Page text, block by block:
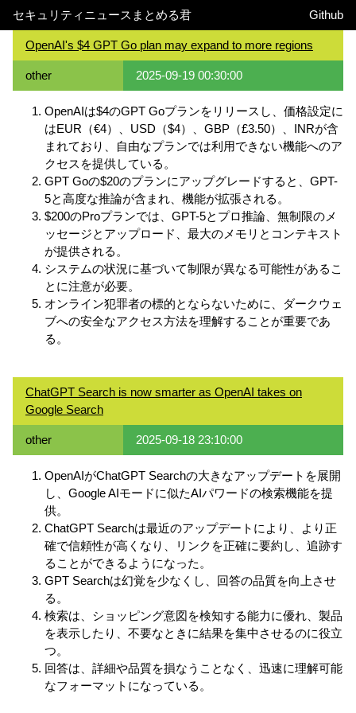
セキュリティニュースまとめる君 Github
OpenAI's $4 GPT Go plan may expand to more regions
other 2025-09-19 00:30:00
OpenAIは$4のGPT Goプランをリリースし、価格設定に
はEUR（€4）、USD（$4）、GBP（£3.50）、INRが含
まれており、自由なプランでは利用できない機能へのア
クセスを提供している。
GPT Goの$20のプランにアップグレードすると、GPT-
5と高度な推論が含まれ、機能が拡張される。
$200のProプランでは、GPT-5とプロ推論、無制限のメ
ッセージとアップロード、最大のメモリとコンテキスト
が提供される。
システムの状況に基づいて制限が異なる可能性があるこ
とに注意が必要。
オンライン犯罪者の標的とならないために、ダークウェ
ブへの安全なアクセス方法を理解することが重要であ
る。
ChatGPT Search is now smarter as OpenAI takes on
Google Search
other 2025-09-18 23:10:00
OpenAIがChatGPT Searchの大きなアップデートを展開
し、Google AIモードに似たAIパワードの検索機能を提
供。
ChatGPT Searchは最近のアップデートにより、より正
確で信頼性が高くなり、リンクを正確に要約し、追跡す
ることができるようになった。
GPT Searchは幻覚を少なくし、回答の品質を向上させ
る。
検索は、ショッピング意図を検知する能力に優れ、製品
を表示したり、不要なときに結果を集中させるのに役立
つ。
回答は、詳細や品質を損なうことなく、迅速に理解可能
なフォーマットになっている。